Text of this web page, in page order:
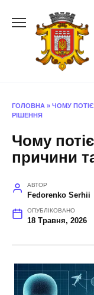
ГОЛОВНА » ЧОМУ
РІШЕННЯ
Чому
причини
АВТОР
Fedorenko Serhii
ОПУБЛІКОВАНО
18 Травня, 2026